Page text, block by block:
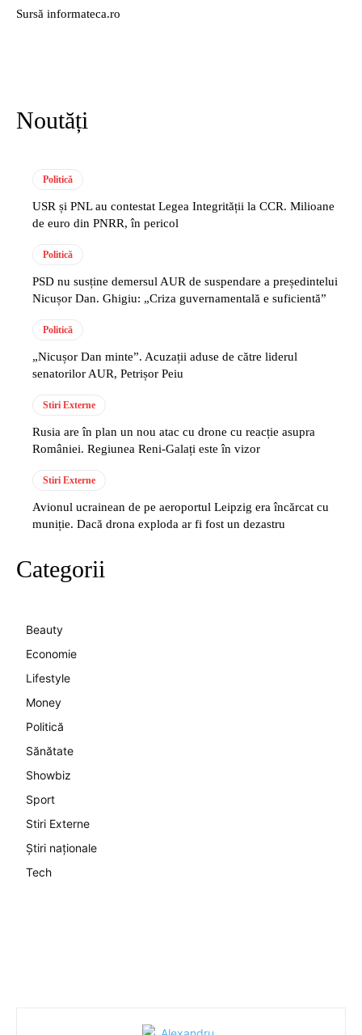
Sursă informateca.ro
Noutăți
Politică
USR și PNL au contestat Legea Integrității la CCR. Milioane
de euro din PNRR, în pericol
Politică
PSD nu susține demersul AUR de suspendare a președintelui
Nicușor Dan. Ghigiu: „Criza guvernamentală e suficientă”
Politică
„Nicușor Dan minte”. Acuzații aduse de către liderul
senatorilor AUR, Petrișor Peiu
Stiri Externe
Rusia are în plan un nou atac cu drone cu reacție asupra
României. Regiunea Reni-Galați este în vizor
Stiri Externe
Avionul ucrainean de pe aeroportul Leipzig era încărcat cu
muniție. Dacă drona exploda ar fi fost un dezastru
Categorii
Beauty
Economie
Lifestyle
Money
Politică
Sănătate
Showbiz
Sport
Stiri Externe
Știri naționale
Tech